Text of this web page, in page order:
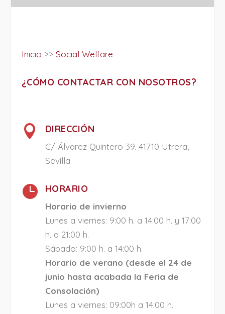
Inicio >> Social Welfare
¿CÓMO CONTACTAR CON NOSOTROS?
 DIRECCIÓN
C/ Álvarez Quintero 39. 41710 Utrera,
Sevilla
 HORARIO
Horario de invierno
Lunes a viernes: 9:00 h. a 14:00 h. y 17:00
h. a 21:00 h.
Sábado: 9:00 h. a 14:00 h.
Horario de verano (desde el 24 de
junio hasta acabada la Feria de
Consolación)
Lunes a viernes: 09:00h a 14:00 h.